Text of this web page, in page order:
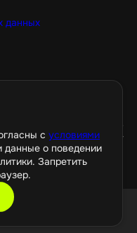
с условиями
данные о поведении
Запретить
данных